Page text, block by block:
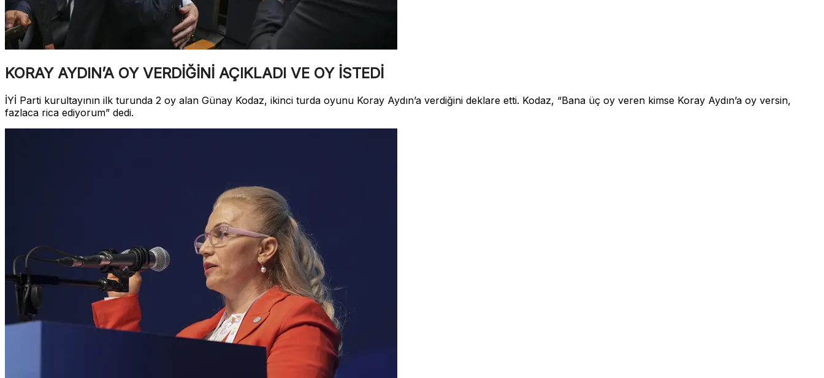
KORAY AYDIN’A OY VERDİĞİNİ AÇIKLADI VE OY İSTEDİ
İYİ Parti kurultayının ilk turunda 2 oy alan Günay Kodaz, ikinci turda oyunu Koray Aydın’a verdiğini deklare etti. Kodaz, “Bana üç oy veren kimse Koray Aydın’a oy versin,
fazlaca rica ediyorum” dedi.